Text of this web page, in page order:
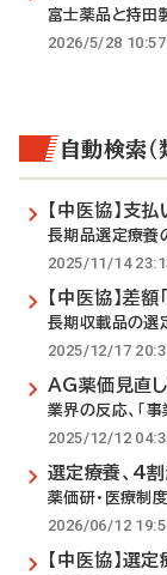
富士薬品と持田
2026/5/28 10:57
自動検索（
【中医協】支
長期品選定療養
2025/11/14
【中医協】差
長期収載品の選
2025/12/17
AG薬価見直
業界の反応、「
2025/12/12
選定療養、4
薬価研・医療制
2026/06/12
【中医協】選